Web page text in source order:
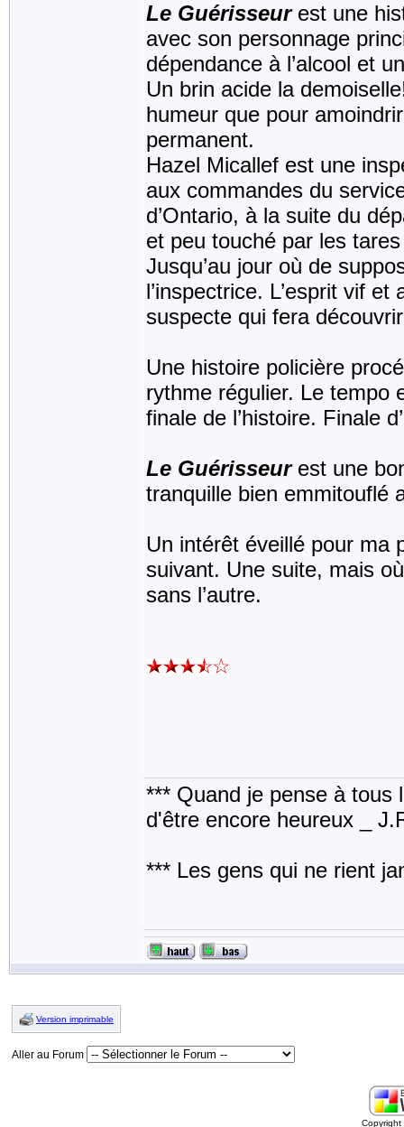
Le Guérisseurest une
avec son personnage
dépendance à l’alcool et
Un brin acide la
humeur que pour
permanent.
Hazel Micallef est une
aux commandes du
d’Ontario, à la suite du
et peu touché par les
Jusqu’au jour où de
l’inspectrice. L’esprit vif
suspecte qui fera
Une histoire policière
rythme régulier. Le tempo
finale de l’histoire. Finale
Le Guérisseurest une
tranquille bien emmitouflé
Un intérêt éveillé pour ma
suivant. Une suite, mais
sans l’autre.
*** Quand je pense à tous
d'être encore heureux _
*** Les gens qui ne rient
Version imprimable
Aller au Forum